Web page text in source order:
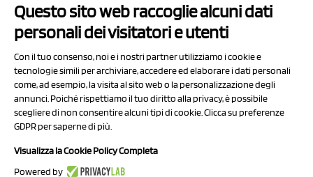
Contatti
Privacy Policy
Cookie Policy
Chi Siamo
Questo sito web raccoglie alcuni dati
personali dei visitatori e utenti
Con il tuo consenso, noi e i nostri partner utilizziamo i cookie e
tecnologie simili per archiviare, accedere ed elaborare i dati personali
come, ad esempio, la visita al sito web o la personalizzazione degli
annunci. Poiché rispettiamo il tuo diritto alla privacy, è possibile
scegliere di non consentire alcuni tipi di cookie. Clicca su preferenze
GDPR per saperne di più.
Visualizza la Cookie Policy Completa
Powered by